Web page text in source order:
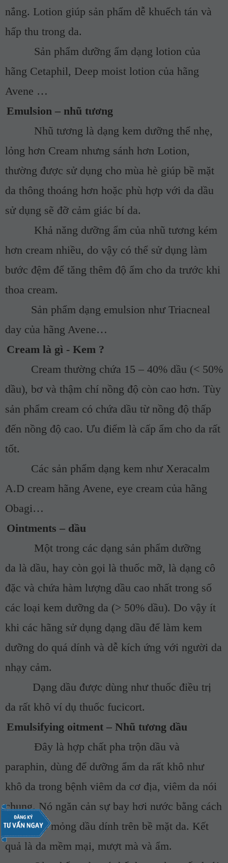
nắng. Lotion giúp sản phẩm dễ khuếch tán và
hấp thu trong da.
Sản phẩm dưỡng ẩm dạng lotion của
hãng Cetaphil, Deep moist lotion của hãng
Avene …
Emulsion – nhũ tương
Nhũ tương là dạng kem dưỡng thể nhẹ,
lỏng hơn Cream nhưng sánh hơn Lotion,
thường được sử dụng cho mùa hè giúp bề mặt
da thông thoáng hơn hoặc phù hợp với da dầu
sử dụng sẽ đỡ cảm giác bí da.
Khả năng dưỡng ẩm của nhũ tương kém
hơn cream nhiều, do vậy có thể sử dụng làm
bước đệm để tăng thêm độ ẩm cho da trước khi
thoa cream.
Sản phẩm dạng emulsion như Triacneal
day của hãng Avene…
Cream là gì - Kem ?
Cream thường chứa 15 – 40% dầu (< 50%
dầu), bơ và thậm chí nồng độ còn cao hơn. Tùy
sản phẩm cream có chứa dầu từ nồng độ thấp
đến nồng độ cao. Ưu điểm là cấp ẩm cho da rất
tốt.
Các sản phẩm dạng kem như Xeracalm
A.D cream hãng Avene, eye cream của hãng
Obagi…
Ointments – dầu
Một trong các dạng sản phẩm dưỡng
da là dầu, hay còn gọi là thuốc mỡ, là dạng cô
đặc và chứa hàm lượng dầu cao nhất trong số
các loại kem dưỡng da (> 50% dầu). Do vậy ít
khi các hãng sử dụng dạng dầu để làm kem
dưỡng do quá dính và dễ kích ứng với người da
nhạy cảm.
Dạng dầu được dùng như thuốc điều trị
da rất khô ví dụ thuốc fucicort.
Emulsifying oitment – Nhũ tương dầu
Đây là hợp chất pha trộn dầu và
paraphin, dùng để dưỡng ẩm da rất khô như
khô da trong bệnh viêm da cơ địa, viêm da nói
chung. Nó ngăn cản sự bay hơi nước bằng cách
để lại lớp mỏng dầu dính trên bề mặt da. Kết
quả là da mềm mại, mượt mà và ẩm.